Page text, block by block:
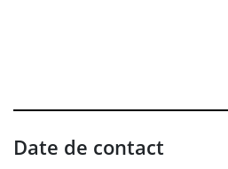
Date de contact